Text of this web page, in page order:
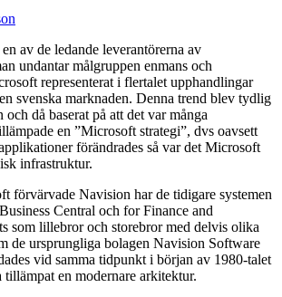
av de ledande leverantörerna av
undantar målgruppen enmans och
representerat i flertalet upphandlingar
svenska marknaden. Denna trend blev tydlig
och då baserat på att det var många
en ”Microsoft strategi”, dvs oavsett
förändrades så var det Microsoft
infrastruktur.
förvärvade Navision har de tidigare systemen
Central och for Finance and
som lillebror och storebror med delvis olika
de ursprungliga bolagen Navision Software
vid samma tidpunkt i början av 1980-talet
tillämpat en modernare arkitektur.